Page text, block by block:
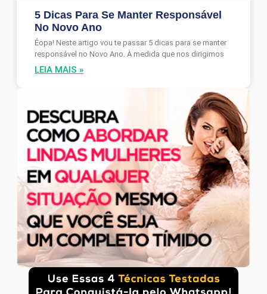
5 Dicas Para Se Manter Responsável
No Novo Ano
Éopa! Neste artigo vou te passar 5 dicas para se manter
responsável no Novo Ano. À medida que nos dirigimos
LEIA MAIS »